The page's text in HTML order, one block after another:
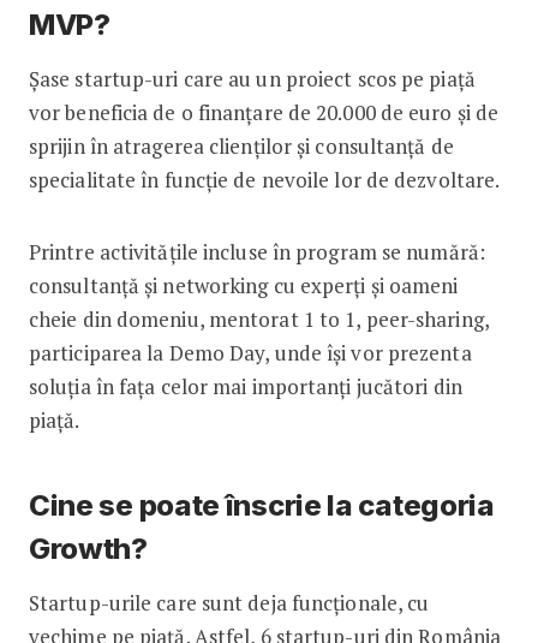
MVP?
Șase startup-uri care au un proiect scos pe piață
vor beneficia de o finanțare de 20.000 de euro și de
sprijin în atragerea clienților și consultanță de
specialitate în funcție de nevoile lor de dezvoltare.
Printre activitățile incluse în program se numără:
consultanță și networking cu experți și oameni
cheie din domeniu, mentorat 1 to 1, peer-sharing,
participarea la Demo Day, unde își vor prezenta
soluția în fața celor mai importanți jucători din
piață.
Cine se poate înscrie la categoria
Growth?
Startup-urile care sunt deja funcționale, cu
vechime pe piață. Astfel, 6 startup-uri din România